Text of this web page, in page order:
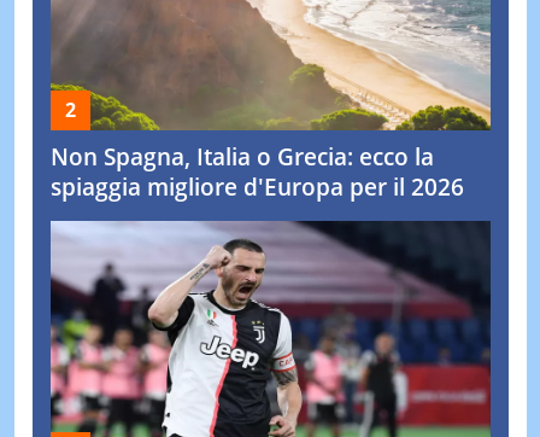
Non Spagna, Italia o Grecia: ecco la
spiaggia migliore d'Europa per il 2026